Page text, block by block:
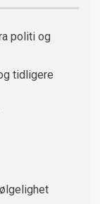
politi og
tidligere